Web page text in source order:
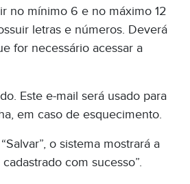
no mínimo 6 e no máximo 12
letras e números. Deverá
for necessário acessar a
Este e-mail será usado para
em caso de esquecimento.
o sistema mostrará a
com sucesso”.